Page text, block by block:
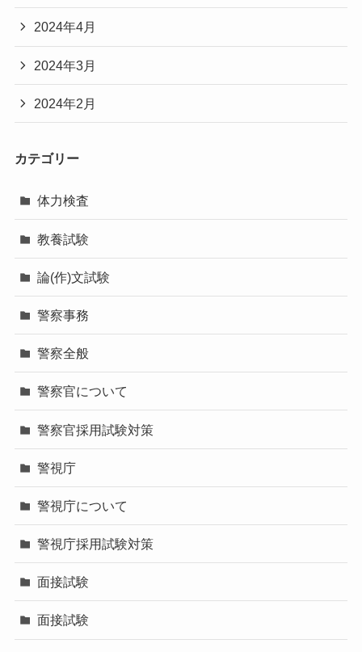
2024年4月
2024年3月
2024年2月
カテゴリー
体力検査
教養試験
論(作)文試験
警察事務
警察全般
警察官について
警察官採用試験対策
警視庁
警視庁について
警視庁採用試験対策
面接試験
面接試験